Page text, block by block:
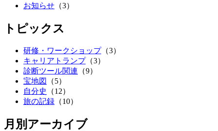
お知らせ （3）
トピックス
研修・ワークショップ（3）
キャリアトランプ（3）
診断ツール関連 （9）
宝地図
（5）
自分史
（12）
旅の記録 （10）
月別アーカイブ